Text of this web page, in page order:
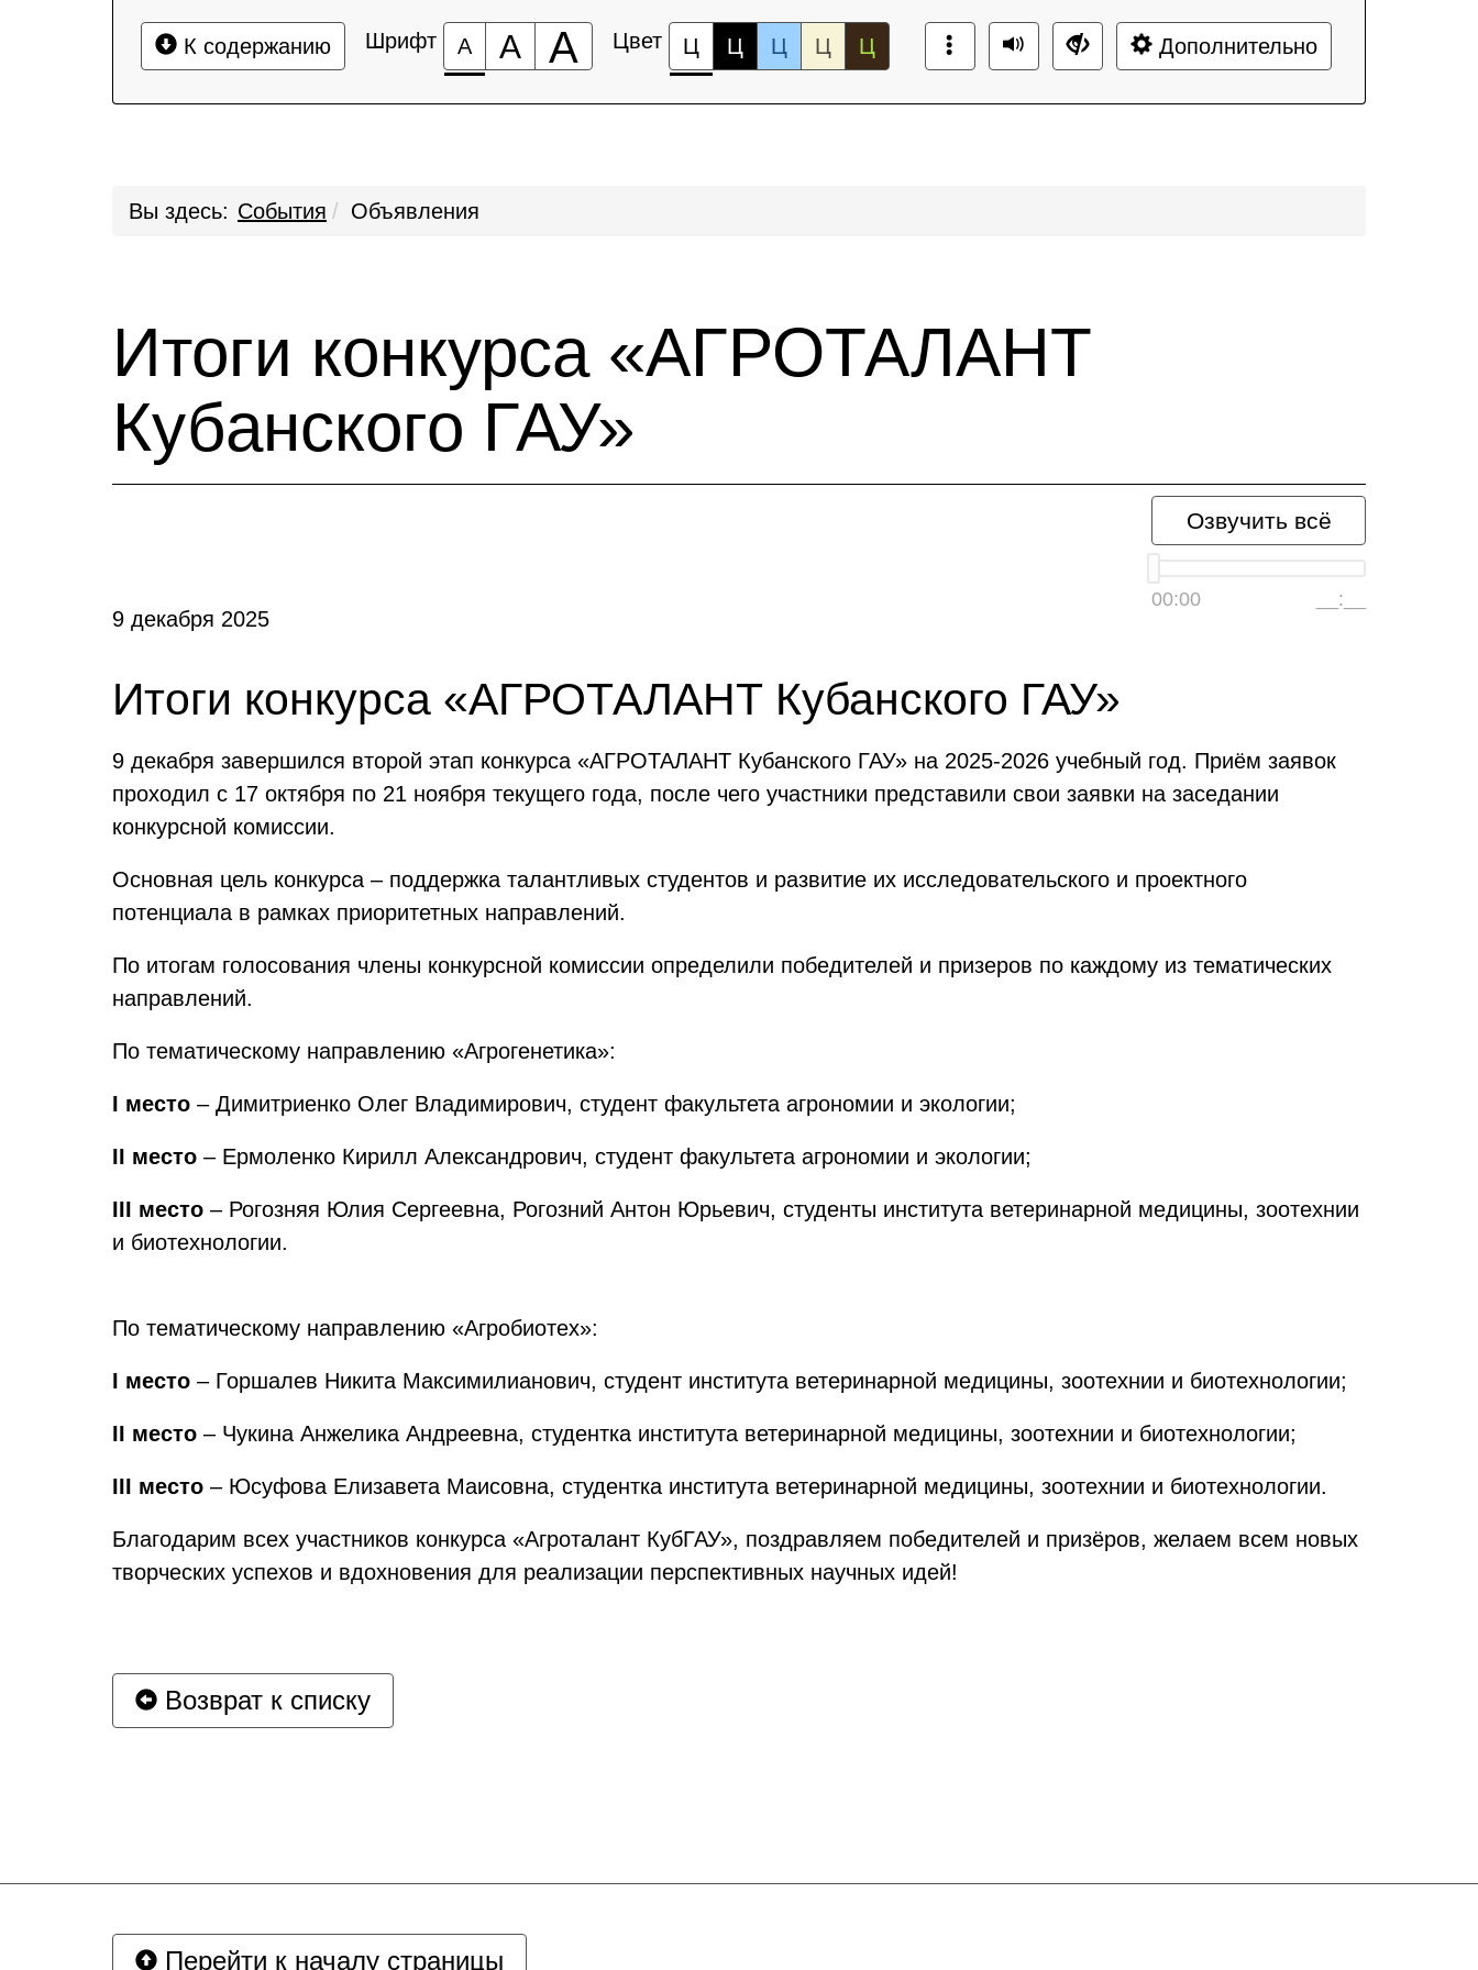
К содержанию Шрифт А А А Цвет Ц Ц Ц Ц Ц Дополнительно
Вы здесь: События Объявления
Итоги конкурса «АГРОТАЛАНТ
Кубанского ГАУ»
Озвучить всё
00:00 __:__
9 декабря 2025
Итоги конкурса «АГРОТАЛАНТ Кубанского ГАУ»
9 декабря завершился второй этап конкурса «АГРОТАЛАНТ Кубанского ГАУ» на 2025-2026 учебный год. Приём заявок
проходил с 17 октября по 21 ноября текущего года, после чего участники представили свои заявки на заседании
конкурсной комиссии.
Основная цель конкурса – поддержка талантливых студентов и развитие их исследовательского и проектного
потенциала в рамках приоритетных направлений.
По итогам голосования члены конкурсной комиссии определили победителей и призеров по каждому из тематических
направлений.
По тематическому направлению «Агрогенетика»:
I место – Димитриенко Олег Владимирович, студент факультета агрономии и экологии;
II место – Ермоленко Кирилл Александрович, студент факультета агрономии и экологии;
III место – Рогозняя Юлия Сергеевна, Рогозний Антон Юрьевич, студенты института ветеринарной медицины, зоотехнии
и биотехнологии.
По тематическому направлению «Агробиотех»:
I место – Горшалев Никита Максимилианович, студент института ветеринарной медицины, зоотехнии и биотехнологии;
II место – Чукина Анжелика Андреевна, студентка института ветеринарной медицины, зоотехнии и биотехнологии;
III место – Юсуфова Елизавета Маисовна, студентка института ветеринарной медицины, зоотехнии и биотехнологии.
Благодарим всех участников конкурса «Агроталант КубГАУ», поздравляем победителей и призёров, желаем всем новых
творческих успехов и вдохновения для реализации перспективных научных идей!
Возврат к списку
Перейти к началу страницы